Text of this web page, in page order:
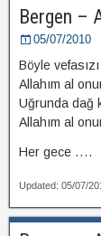
Bergen –
05/07/2010
Böyle
Allahım al
Uğrunda dağ
Allahım al
Her gece ....
Updated: 05/07/